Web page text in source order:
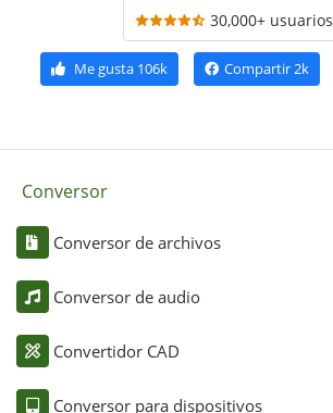
30,000+ usuarios
Me gusta106k Compartir2k
Conversor
Conversor de archivos
Conversor de audio
Convertidor CAD
Conversor para dispositivos